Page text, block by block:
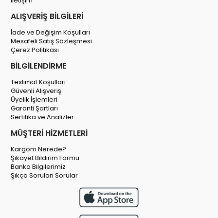
ALIŞVERİŞ BİLGİLERİ
İade ve Değişim Koşulları
Mesafeli Satış Sözleşmesi
Çerez Politikası
BİLGİLENDİRME
Teslimat Koşulları
Güvenli Alışveriş
Üyelik İşlemleri
Garanti Şartları
Sertifika ve Analizler
MÜŞTERİ HİZMETLERİ
Kargom Nerede?
Şikayet Bildirim Formu
Banka Bilgilerimiz
Şıkça Sorulan Sorular